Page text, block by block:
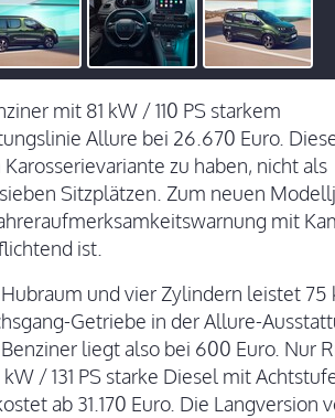
mit 81 kW / 110 PS starkem
Allure bei 26.670 Euro.
zu haben, nicht als
Sitzplätzen. Zum neuen
mit
ist.
und vier Zylindern leistet 75
Getriebe in der Allure-
liegt also bei 600 Euro. Nur
/ 131 PS starke Diesel mit
ab 31.170 Euro. Die Langversion